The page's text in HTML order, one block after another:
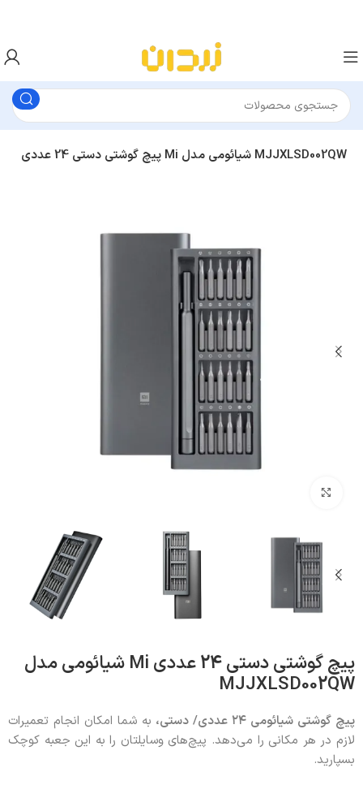
پیچ‌ گوشتی دستی 24 عددی Mi شیائومی مدل MJJXLSD002QW
پیچ‌ گوشتی دستی 24 عددی Mi شیائومی مدل
MJJXLSD002QW
پیچ‌ گوشتی شیائومی ۲۴ عددی/ دستی،
به شما امکان انجام تعمیرات
لازم در هر مکانی را می‌دهد. پیچ‌های وسایلتان را به این جعبه کوچک
بسپارید.